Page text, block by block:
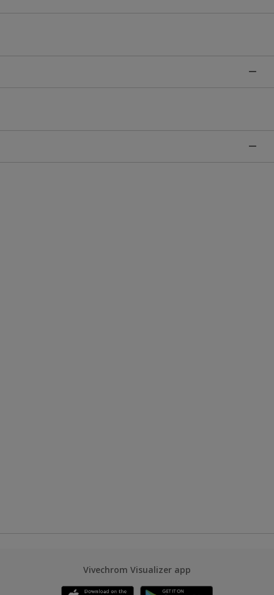
Vivechrom Visualizer app